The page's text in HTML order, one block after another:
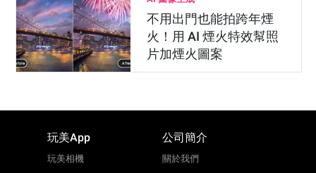
不用出門也能拍跨年煙
火！用 AI 煙火特效幫照
片加煙火圖案
玩美App
玩美相機
公司簡介
關於我們